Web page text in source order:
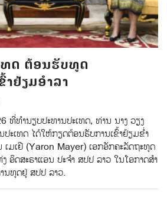
ທດ ຕ້ອນຮັບທູດ
ຢ້ຽມອຳລາ
ທີ່ທໍານຽບປະທານປະເທດ, ທ່ານ ນາງ ວຽງ
ະເທດ ໄດ້ໃຫ້ກຽດຕ້ອນຮັບການເຂົ້າຢ້ຽມຂໍ່າ
ເມເຢີ (Yaron Mayer) ເອກອັກຄະລັດຖະທູດ
ອິດສະຣາແອນ ປະຈຳ ສປປ ລາວ ໃນໂອກາດສໍາ
ນທູດຢູ່ ສປປ ລາວ.